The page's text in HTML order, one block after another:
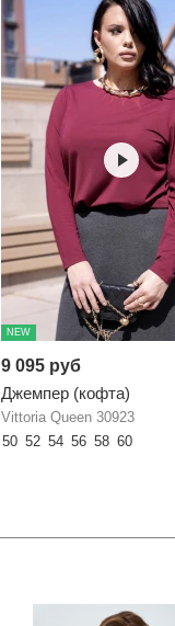
NEW
9 095 руб
Джемпер (кофта)
Vittoria Queen 30923
50 52 54 56 58 60